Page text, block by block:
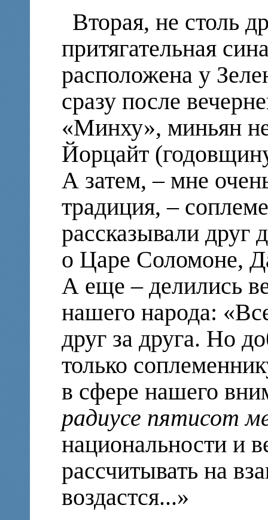
Вторая, не столь
притягательная
расположена у
сразу после
«Минху», миньян
Йорцайт
А затем, – мне
традиция, –
рассказывали друг
о Царе Соломоне,
А еще – делились
нашего народа:
друг за друга. Но
только
в сфере нашего
радиусе пятисот
национальности и
рассчитывать на
воздастся...»